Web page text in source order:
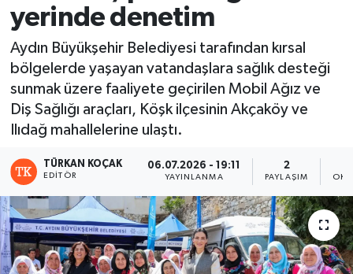
yerinde denetim
Aydın Büyükşehir Belediyesi tarafından kırsal
bölgelerde yaşayan vatandaşlara sağlık desteği
sunmak üzere faaliyete geçirilen Mobil Ağız ve
Diş Sağlığı araçları, Köşk ilçesinin Akçaköy ve
Ilıdağ mahallelerine ulaştı.
TÜRKAN KOÇAK
EDITÖR
06.07.2026 - 19:11
YAYINLANMA
2
PAYLAŞIM